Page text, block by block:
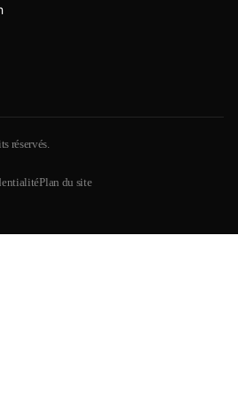
réservés.
Plan du site